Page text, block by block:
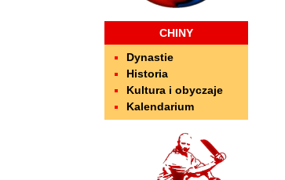
CHINY
Dynastie
Historia
Kultura i obyczaje
Kalendarium